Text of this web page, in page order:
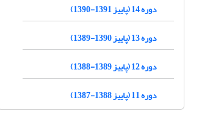
دوره 14 (پاییز 1391-1390)
دوره 13 (پاییز 1390-1389)
دوره 12 (پاییز 1389-1388)
دوره 11 (پاییز 1388-1387)